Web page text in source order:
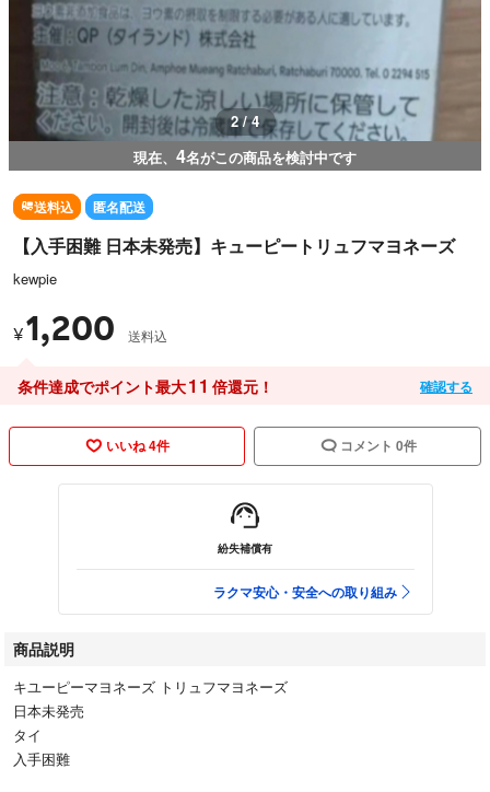
2 / 4
現在、 4名がこの商品を検討中です
送料込 匿名配送
【入手困難 日本未発売】キューピートリュフマヨネーズ
kewpie
¥1,200 送料込
条件達成でポイント最大11 倍還元！ 確認する
いいね 4件 コメント 0件
紛失補償有
ラクマ安心・安全への取り組み
商品説明
キユーピーマヨネーズ トリュフマヨネーズ
日本未発売
タイ
入手困難